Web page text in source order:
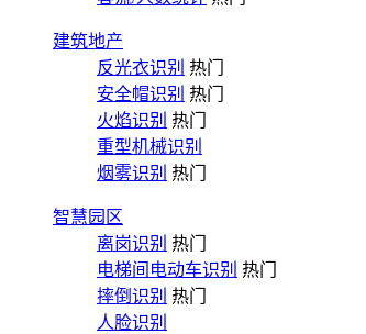
建筑地产
反光衣识别 热门
安全帽识别 热门
火焰识别 热门
重型机械识别
烟雾识别 热门
智慧园区
离岗识别 热门
电梯间电动车识别 热门
摔倒识别 热门
人脸识别